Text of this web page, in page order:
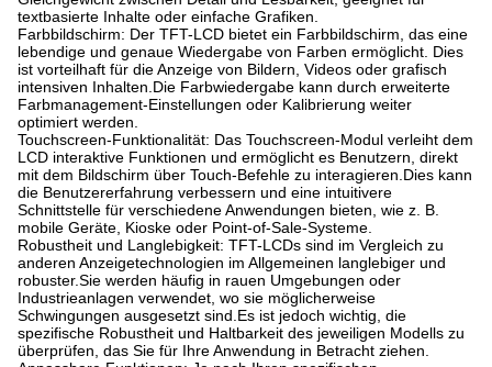
textbasierte Inhalte oder einfache Grafiken.
Farbbildschirm: Der TFT-LCD bietet ein Farbbildschirm, das eine
lebendige und genaue Wiedergabe von Farben ermöglicht. Dies
ist vorteilhaft für die Anzeige von Bildern, Videos oder grafisch
intensiven Inhalten.Die Farbwiedergabe kann durch erweiterte
Farbmanagement-Einstellungen oder Kalibrierung weiter
optimiert werden.
Touchscreen-Funktionalität: Das Touchscreen-Modul verleiht dem
LCD interaktive Funktionen und ermöglicht es Benutzern, direkt
mit dem Bildschirm über Touch-Befehle zu interagieren.Dies kann
die Benutzererfahrung verbessern und eine intuitivere
Schnittstelle für verschiedene Anwendungen bieten, wie z. B.
mobile Geräte, Kioske oder Point-of-Sale-Systeme.
Robustheit und Langlebigkeit: TFT-LCDs sind im Vergleich zu
anderen Anzeigetechnologien im Allgemeinen langlebiger und
robuster.Sie werden häufig in rauen Umgebungen oder
Industrieanlagen verwendet, wo sie möglicherweise
Schwingungen ausgesetzt sind.Es ist jedoch wichtig, die
spezifische Robustheit und Haltbarkeit des jeweiligen Modells zu
überprüfen, das Sie für Ihre Anwendung in Betracht ziehen.